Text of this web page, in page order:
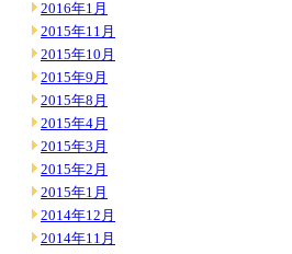
2016年1月
2015年11月
2015年10月
2015年9月
2015年8月
2015年4月
2015年3月
2015年2月
2015年1月
2014年12月
2014年11月